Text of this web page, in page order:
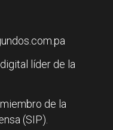
líder de la
de la
(SIP).